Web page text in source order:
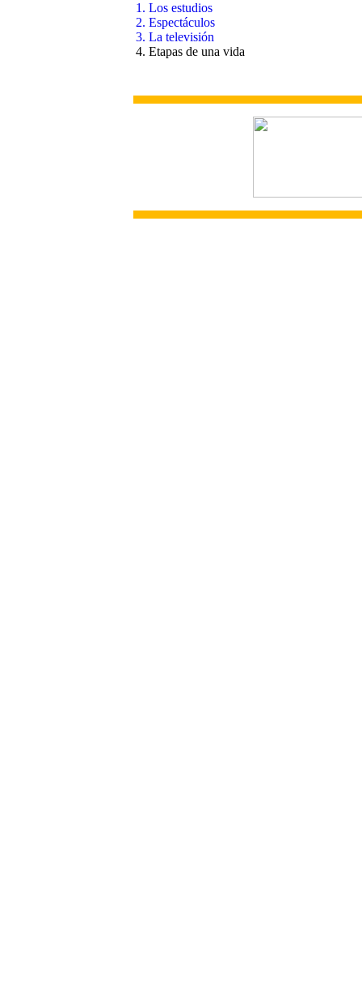
1. Los estudios
2. Espectáculos
3. La televisión
4. Etapas de una vida